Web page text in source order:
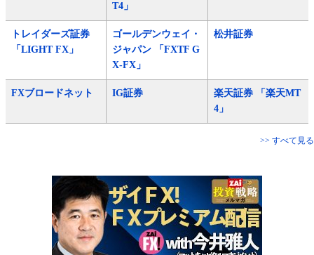
T4」
トレイダーズ証券
「LIGHT FX」
ゴールデンウェイ・
ジャパン 「FXTF G
X-FX」
松井証券
FXブロードネット IG証券
楽天証券 「楽天MT
4」
>> すべて見る